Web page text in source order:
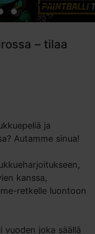
– tilaa
ja
Autamme sinua!
kanssa,
retkelle luontoon
vuoden joka säällä